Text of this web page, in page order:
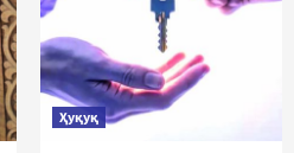
Ҳуқуқ